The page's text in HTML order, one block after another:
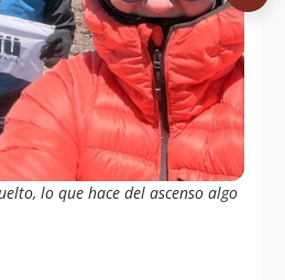
lo que hace del ascenso algo